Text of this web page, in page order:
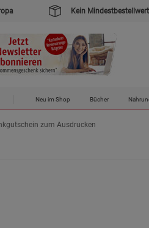
Kein Mindestbestellwert
Neu im Shop Bücher
Shop zum Ausdrucken